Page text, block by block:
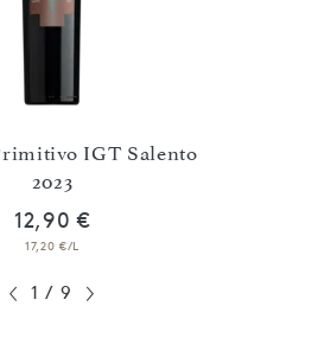
IGT Salento
2023
12,90 €
17,20 €/L
1 / 9